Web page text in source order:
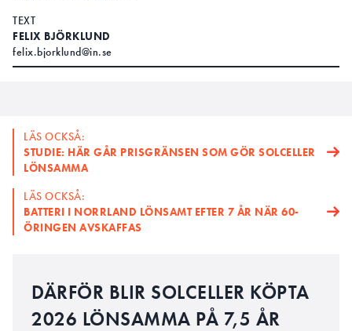
TEXT
FELIX BJÖRKLUND
felix.bjorklund@in.se
LÄS OCKSÅ:
STUDIE: HÄR GÅR PRISGRÄNSEN SOM GÖR SOLCELLER
LÖNSAMMA
LÄS OCKSÅ:
BATTERI I NORRLAND LÖNSAMT EFTER 7 ÅR NÄR 60-
ÖRINGEN AVSKAFFAS
DÄRFÖR BLIR SOLCELLER KÖPTA
2026 LÖNSAMMA PÅ 7,5 ÅR